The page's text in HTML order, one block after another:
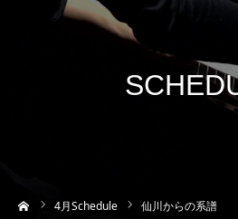
4月Schedule 仙川からの系譜